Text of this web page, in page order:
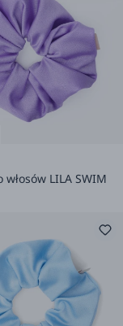
włosów LILA SWIM